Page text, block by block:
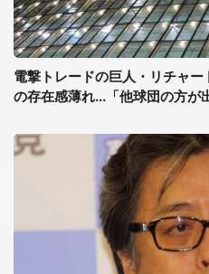
電撃トレードの巨人・リチャ
の存在感薄れ...「他球団の方が